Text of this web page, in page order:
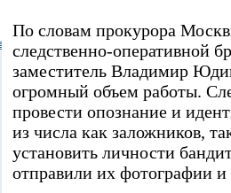
По словам прокурора
следственно-оперативной
заместитель Владимир
огромный объем работы.
провести опознание и
из числа как заложников,
установить личности
отправили их фотографии и